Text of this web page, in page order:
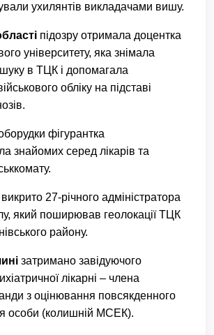
ухилянтів викладачами вишу.
підозру отримала доцентка
університету, яка знімала
в ТЦК і допомагала
обліку на підставі
фігурантка
знайомих серед лікарів та
27-річного адміністратора
який поширював геолокації ТЦК
району.
затримано завідуючого
лікарні – члена
з оцінювання повсякденного
особи (колишній МСЕК).